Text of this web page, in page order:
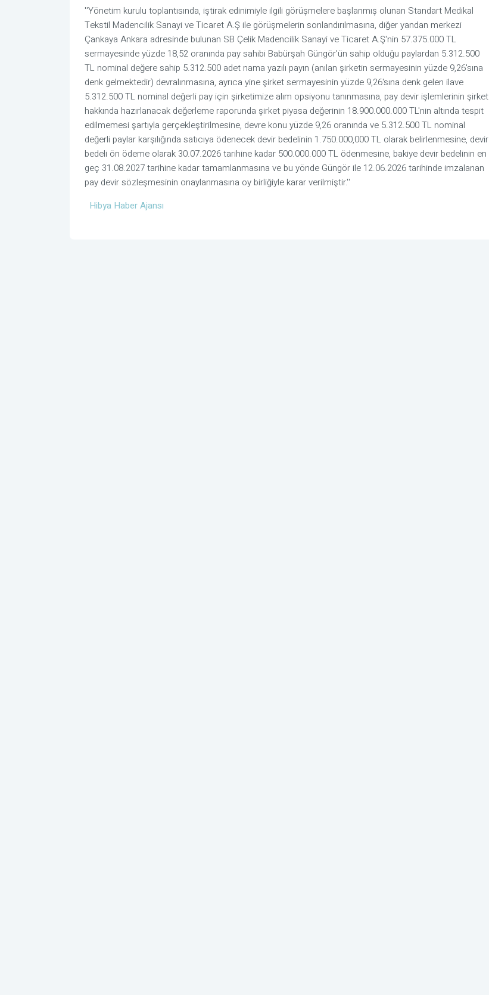
''Yönetim kurulu toplantısında, iştirak edinimiyle ilgili görüşmelere başlanmış olunan Standart Medikal
Tekstil Madencilik Sanayi ve Ticaret A.Ş ile görüşmelerin sonlandırılmasına, diğer yandan merkezi
Çankaya Ankara adresinde bulunan SB Çelik Madencilik Sanayi ve Ticaret A.Ş'nin 57.375.000 TL
sermayesinde yüzde 18,52 oranında pay sahibi Babürşah Güngör'ün sahip olduğu paylardan 5.312.500
TL nominal değere sahip 5.312.500 adet nama yazılı payın (anılan şirketin sermayesinin yüzde 9,26'sına
denk gelmektedir) devralınmasına, ayrıca yine şirket sermayesinin yüzde 9,26'sına denk gelen ilave
5.312.500 TL nominal değerli pay için şirketimize alım opsiyonu tanınmasına, pay devir işlemlerinin şirket
hakkında hazırlanacak değerleme raporunda şirket piyasa değerinin 18.900.000.000 TL'nin altında tespit
edilmemesi şartıyla gerçekleştirilmesine, devre konu yüzde 9,26 oranında ve 5.312.500 TL nominal
değerli paylar karşılığında satıcıya ödenecek devir bedelinin 1.750.000,000 TL olarak belirlenmesine, devir
bedeli ön ödeme olarak 30.07.2026 tarihine kadar 500.000.000 TL ödenmesine, bakiye devir bedelinin en
geç 31.08.2027 tarihine kadar tamamlanmasına ve bu yönde Güngör ile 12.06.2026 tarihinde imzalanan
pay devir sözleşmesinin onaylanmasına oy birliğiyle karar verilmiştir.''
Hibya Haber Ajansı